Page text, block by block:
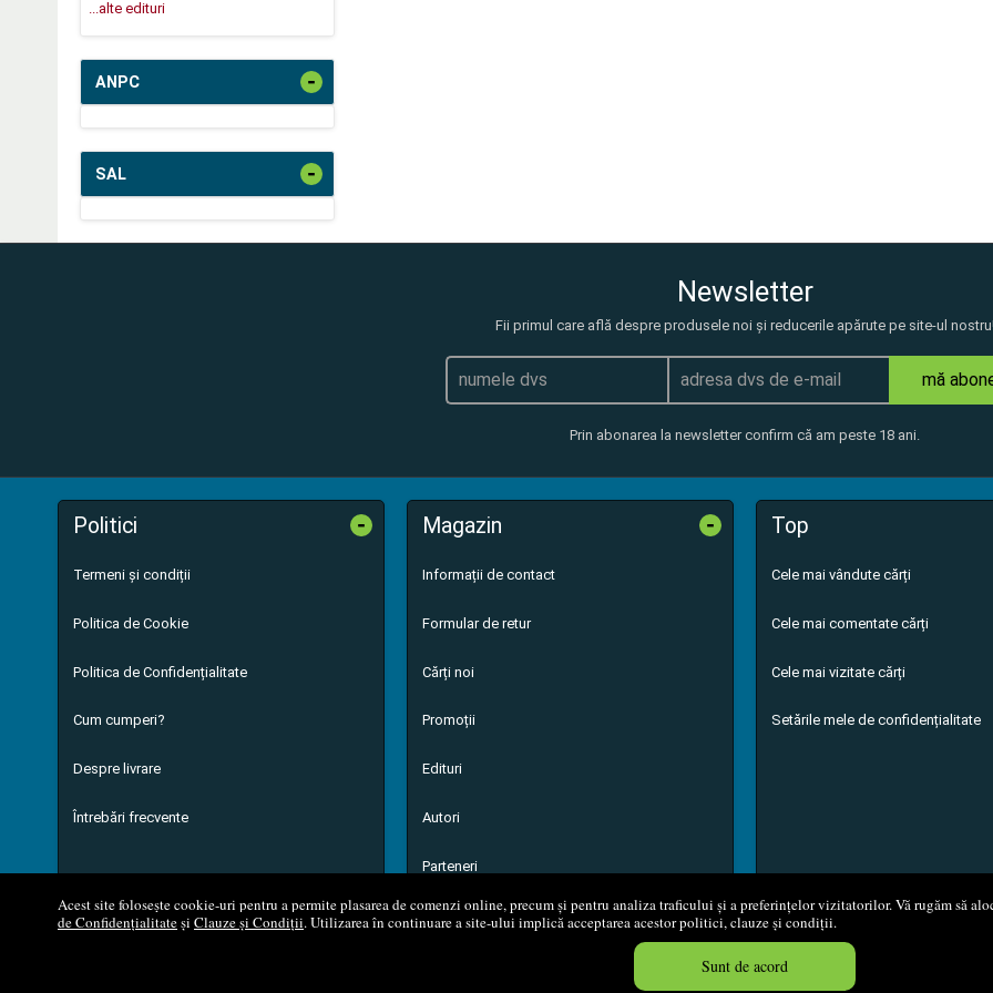
Acest site folosește cookie-uri pentru a permite plasarea de comenzi online, precum și pentru analiza traficului și a preferințelor vizitatorilor. Vă rugăm să
de Confidențialitateși Clauze și Condiții. Utilizarea în continuare a site-ului implică acceptarea acestor politici, clauze și condiții.
Sunt de acord
...alte edituri
ANPC -
SAL -
Newsletter
Fii primul care află despre produsele noi și reducerile apărute pe site-ul nostru!
mă
Prin abonarea la newsletter confirm că am peste 18 ani.
Politici -
Termeni și condiții
Politica de Cookie
Politica de Confidențialitate
Cum cumperi?
Despre livrare
Întrebări frecvente
Magazin -
Informații de contact
Formular de retur
Cărți noi
Promoții
Edituri
Autori
Parteneri
Top
Cele mai vândute cărți
Cele mai comentate cărți
Cele mai vizitate cărți
Setările mele de confidențialitate
© 2008 - 2026 S.C. M.G. Net Distribution S.R.L. Magazin online
Created in 0.0548 sec